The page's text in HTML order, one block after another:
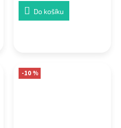
Do košíku
-10 %